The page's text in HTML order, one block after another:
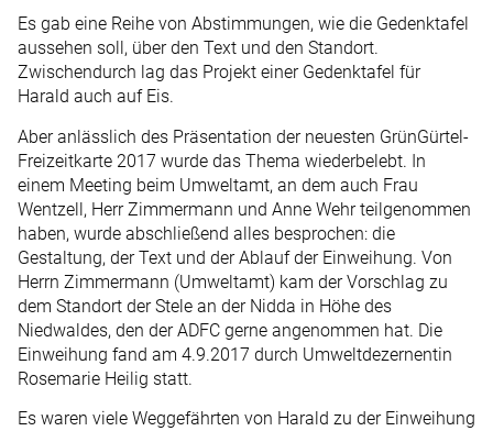
Es gab eine Reihe von Abstimmungen, wie die Gedenktafel
aussehen soll, über den Text und den Standort.
Zwischendurch lag das Projekt einer Gedenktafel für
Harald auch auf Eis.
Aber anlässlich des Präsentation der neuesten GrünGürtel-
Freizeitkarte 2017 wurde das Thema wiederbelebt. In
einem Meeting beim Umweltamt, an dem auch Frau
Wentzell, Herr Zimmermann und Anne Wehr teilgenommen
haben, wurde abschließend alles besprochen: die
Gestaltung, der Text und der Ablauf der Einweihung. Von
Herrn Zimmermann (Umweltamt) kam der Vorschlag zu
dem Standort der Stele an der Nidda in Höhe des
Niedwaldes, den der ADFC gerne angenommen hat. Die
Einweihung fand am 4.9.2017 durch Umweltdezernentin
Rosemarie Heilig statt.
Es waren viele Weggefährten von Harald zu der Einweihung